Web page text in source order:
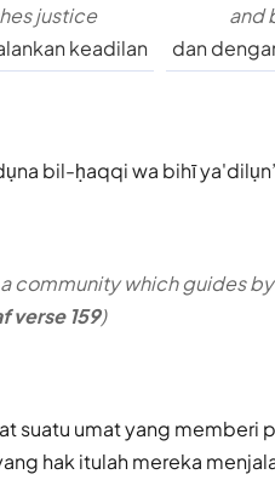
and
dan
justice
keadilan
bil-ḥaqqi wa bihī ya'dilụn
community which guides
verse 159)
suatu umat yang memberi
hak itulah mereka